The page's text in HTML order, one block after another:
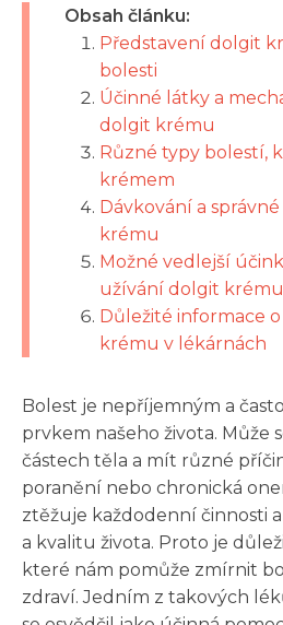
Obsah článku:
Představení dolgit
bolesti
Účinné látky a
dolgit krému
Různé typy bolestí,
krémem
Dávkování a
krému
Možné vedlejší
užívání dolgit krému
Důležité informace
krému v lékárnách
Bolest je nepříjemným a
prvkem našeho života. Může
částech těla a mít různé
poranění nebo chronická
ztěžuje každodenní činnosti
a kvalitu života. Proto je
které nám pomůže zmírnit
zdraví. Jedním z takových